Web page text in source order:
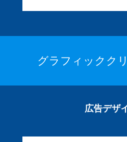
グラフィックク
広告デザ